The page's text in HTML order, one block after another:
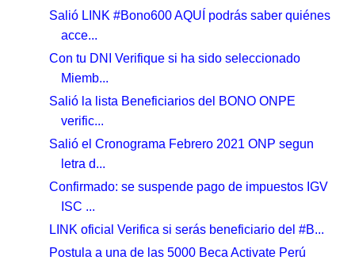
Salió LINK #Bono600 AQUÍ podrás saber quiénes
acce...
Con tu DNI Verifique si ha sido seleccionado
Miemb...
Salió la lista Beneficiarios del BONO ONPE
verific...
Salió el Cronograma Febrero 2021 ONP segun
letra d...
Confirmado: se suspende pago de impuestos IGV
ISC ...
LINK oficial Verifica si serás beneficiario del #B...
Postula a una de las 5000 Beca Activate Perú